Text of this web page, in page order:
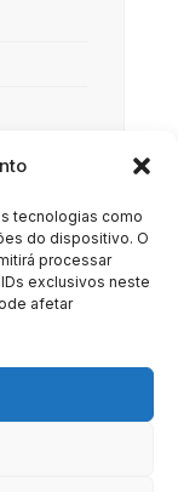
tecnologias como
do dispositivo. O
processar
exclusivos neste
afetar